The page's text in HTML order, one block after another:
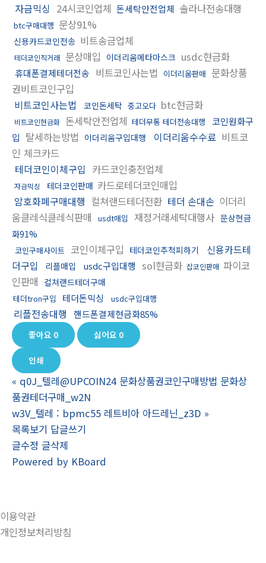
자금믹싱 24시코인업체 돈세탁안전업체 솔라나전송대행
btc구매대행 문상91%
신용카드코인전송 비트송금업체
테더코인직거래 문상매입 이더리움메타마스크 usdc현금화
휴대폰결제테더전송 비트코인사는법 이더리움판매 문화상품
권비트코인구입
비트코인사는법
코인돈세탁 중고오다 btc현금화
비트코인현금화 돈세탁안전업체 테더무통 테더전송대행
코인원화구
입 탈세하는방법 이더리움구입대행 이더리움수수료 비트코
인 체크카드
테더코인이체구입 카드코인충전업체
자금믹싱 테더코인판매 카드로테더코인매입
암호화폐구매대행 컬쳐랜드테더전환 테더 손대손 이더리
움클레식클레식판매
usdt매입 재정거래세탁대행사 문상현금
화91%
코인구매사이트 코인이체구입 테더코인추척피하기
신용카드테
더구입
리플매입 usdc구입대행 sol현금화 잡코인판매 파이코
인판매 컬쳐랜드테더구매
테더tron구입 테더돈믹싱 usdc구입대행
리플전송대행 핸드폰결제현금화85%
좋아요 0 싫어요 0
인쇄
« q0J_텔레@UPCOIN24 문화상품권코인구매방법 문화상
품권테더구매_w2N
w3V_텔레 : bpmc55 레트비아 아드레닌_z3D »
목록보기 답글쓰기
글수정 글삭제
Powered by KBoard
이용약관
개인정보처리방침